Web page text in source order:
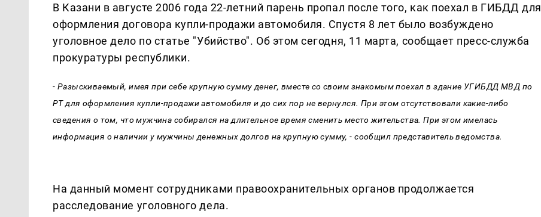
В Казани в августе 2006 года 22-летний парень пропал после того, как поехал в ГИБДД для
оформления договора купли-продажи автомобиля. Спустя 8 лет было возбуждено
уголовное дело по статье "Убийство". Об этом сегодня, 11 марта, сообщает пресс-служба
прокуратуры республики.
- Разыскиваемый, имея при себе крупную сумму денег, вместе со своим знакомым поехал в здание УГИБДД МВД по
РТ для оформления купли-продажи автомобиля и до сих пор не вернулся. При этом отсутствовали какие-либо
сведения о том, что мужчина собирался на длительное время сменить место жительства. При этом имелась
информация о наличии у мужчины денежных долгов на крупную сумму, - сообщил представитель ведомства.
На данный момент сотрудниками правоохранительных органов продолжается
расследование уголовного дела.